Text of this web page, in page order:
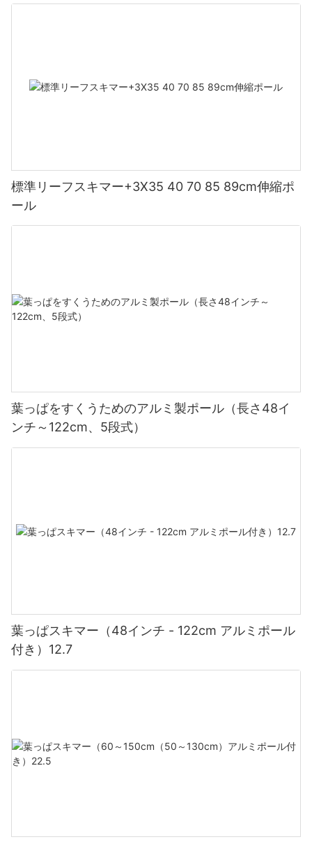
標準リーフスキマー+3X35 40 70 85 89cm伸縮ポ
ール
葉っぱをすくうためのアルミ製ポール（長さ48イ
ンチ～122cm、5段式）
葉っぱスキマー（48インチ - 122cm アルミポール
付き）12.7